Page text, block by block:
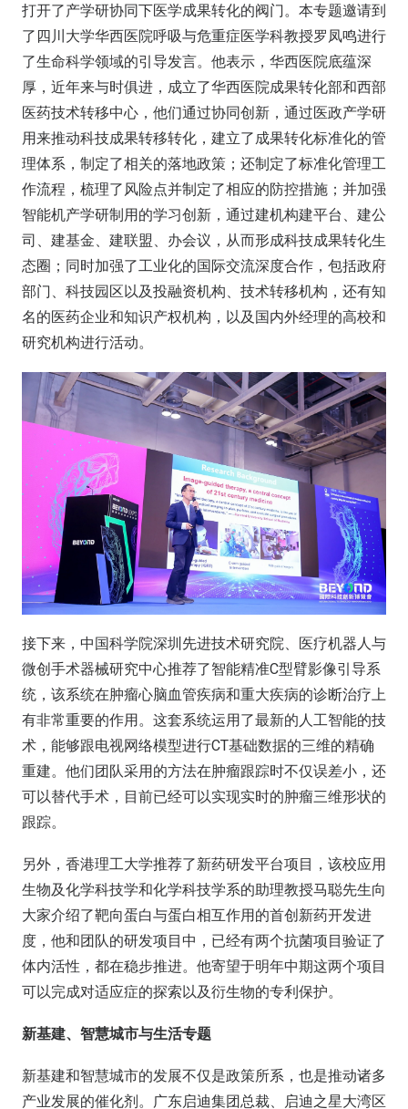
打开了产学研协同下医学成果转化的阀门。本专题邀请到
了四川大学华西医院呼吸与危重症医学科教授罗凤鸣进行
了生命科学领域的引导发言。他表示，华西医院底蕴深
厚，近年来与时俱进，成立了华西医院成果转化部和西部
医药技术转移中心，他们通过协同创新，通过医政产学研
用来推动科技成果转移转化，建立了成果转化标准化的管
理体系，制定了相关的落地政策；还制定了标准化管理工
作流程，梳理了风险点并制定了相应的防控措施；并加强
智能机产学研制用的学习创新，通过建机构建平台、建公
司、建基金、建联盟、办会议，从而形成科技成果转化生
态圈；同时加强了工业化的国际交流深度合作，包括政府
部门、科技园区以及投融资机构、技术转移机构，还有知
名的医药企业和知识产权机构，以及国内外经理的高校和
研究机构进行活动。
接下来，中国科学院深圳先进技术研究院、医疗机器人与
微创手术器械研究中心推荐了智能精准C型臂影像引导系
统，该系统在肿瘤心脑血管疾病和重大疾病的诊断治疗上
有非常重要的作用。这套系统运用了最新的人工智能的技
术，能够跟电视网络模型进行CT基础数据的三维的精确
重建。他们团队采用的方法在肿瘤跟踪时不仅误差小，还
可以替代手术，目前已经可以实现实时的肿瘤三维形状的
跟踪。
另外，香港理工大学推荐了新药研发平台项目，该校应用
生物及化学科技学和化学科技学系的助理教授马聪先生向
大家介绍了靶向蛋白与蛋白相互作用的首创新药开发进
度，他和团队的研发项目中，已经有两个抗菌项目验证了
体内活性，都在稳步推进。他寄望于明年中期这两个项目
可以完成对适应症的探索以及衍生物的专利保护。
新基建、智慧城市与生活专题
新基建和智慧城市的发展不仅是政策所系，也是推动诸多
产业发展的催化剂。广东启迪集团总裁、启迪之星大湾区